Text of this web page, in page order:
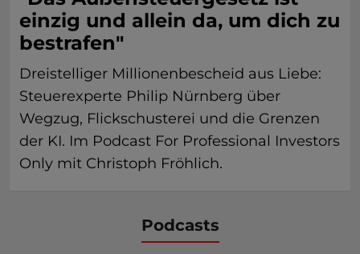
einzig und allein da, um dich zu
bestrafen"
Dreistelliger Millionenbescheid aus Liebe:
Steuerexperte Philip Nürnberg über
Wegzug, Flickschusterei und die Grenzen
der KI. Im Podcast For Professional Investors
Only mit Christoph Fröhlich.
Podcasts